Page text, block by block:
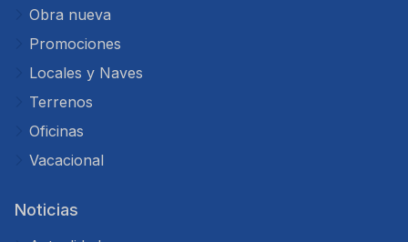
Obra nueva
Promociones
Locales y Naves
Terrenos
Oficinas
Vacacional
Noticias